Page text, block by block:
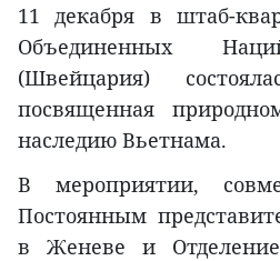
11 декабря в штаб-
Объединенных
(Швейцария)
посвященная
наследию Вьетнама.
В мероприятии,
Постоянным
в Женеве и